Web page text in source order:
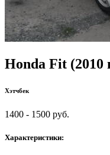
Honda Fit (2010
Хэтчбек
1400 - 1500 руб.
Характеристики: